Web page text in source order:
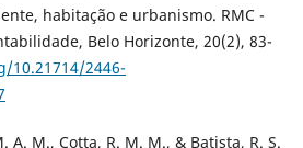
habitação e urbanismo. RMC -
Belo Horizonte, 20(2), 83-
10.21714/2446-
A. M., Cotta, R. M. M., & Batista, R. S.